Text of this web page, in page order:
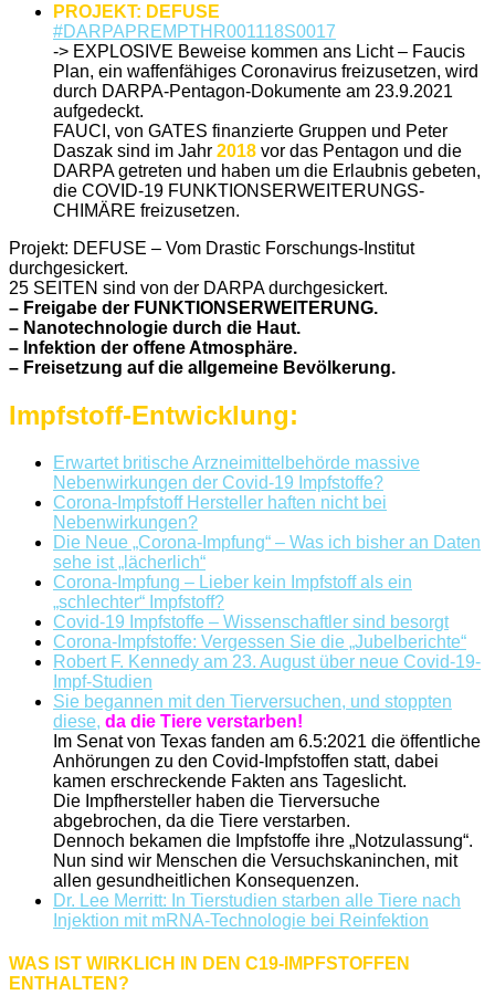
PROJEKT: DEFUSE
#DARPAPREMPTHR001118S0017
-> EXPLOSIVE Beweise kommen ans Licht – Faucis
Plan, ein waffenfähiges Coronavirus freizusetzen, wird
durch DARPA-Pentagon-Dokumente am 23.9.2021
aufgedeckt.
FAUCI, von GATES finanzierte Gruppen und Peter
Daszak sind im Jahr 2018 vor das Pentagon und die
DARPA getreten und haben um die Erlaubnis gebeten,
die COVID-19 FUNKTIONSERWEITERUNGS-
CHIMÄRE freizusetzen.
Projekt: DEFUSE – Vom Drastic Forschungs-Institut
durchgesickert.
25 SEITEN sind von der DARPA durchgesickert.
– Freigabe der FUNKTIONSERWEITERUNG.
– Nanotechnologie durch die Haut.
– Infektion der offene Atmosphäre.
– Freisetzung auf die allgemeine Bevölkerung.
Impfstoff-Entwicklung:
Erwartet britische Arzneimittelbehörde massive
Nebenwirkungen der Covid-19 Impfstoffe?
Corona-Impfstoff Hersteller haften nicht bei
Nebenwirkungen?
Die Neue „Corona-Impfung“ – Was ich bisher an Daten
sehe ist „lächerlich“
Corona-Impfung – Lieber kein Impfstoff als ein
„schlechter“ Impfstoff?
Covid-19 Impfstoffe – Wissenschaftler sind besorgt
Corona-Impfstoffe: Vergessen Sie die „Jubelberichte“
Robert F. Kennedy am 23. August über neue Covid-19-
Impf-Studien
Sie begannen mit den Tierversuchen, und stoppten
diese, da die Tiere verstarben!
Im Senat von Texas fanden am 6.5:2021 die öffentliche
Anhörungen zu den Covid-Impfstoffen statt, dabei
kamen erschreckende Fakten ans Tageslicht.
Die Impfhersteller haben die Tierversuche
abgebrochen, da die Tiere verstarben.
Dennoch bekamen die Impfstoffe ihre „Notzulassung“.
Nun sind wir Menschen die Versuchskaninchen, mit
allen gesundheitlichen Konsequenzen.
Dr. Lee Merritt: In Tierstudien starben alle Tiere nach
Injektion mit mRNA-Technologie bei Reinfektion
WAS IST WIRKLICH IN DEN C19-IMPFSTOFFEN
ENTHALTEN?